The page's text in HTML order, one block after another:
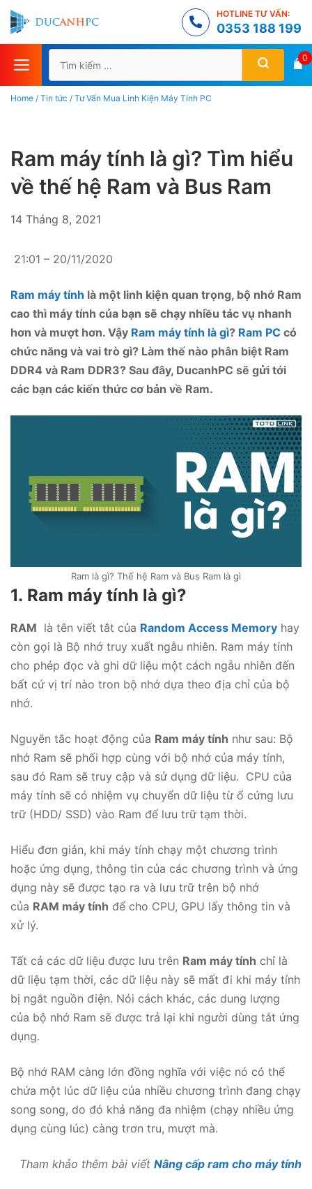
Chuyển
đến
nội
dung
HOTLINE TƯ VẤN:
0353 188 199
Tìm
kiếm
cho:
0
Home / Tin tức / Tư Vấn Mua Linh Kiện Máy Tính PC
Ram máy tính là gì? Tìm hiểu
về thế hệ Ram và Bus Ram
14 Tháng 8, 2021
21:01 – 20/11/2020
Ram máy tính là một linh kiện quan trọng, bộ nhớ Ram
cao thì máy tính của bạn sẽ chạy nhiều tác vụ nhanh
hơn và mượt hơn. Vậy Ram máy tính là gì? Ram PC có
chức năng và vai trò gì? Làm thế nào phân biệt Ram
DDR4 và Ram DDR3? Sau đây, DucanhPC sẽ gửi tới
các bạn các kiến thức cơ bản về Ram.
Ram là gì? Thế hệ Ram và Bus Ram là gì
1. Ram máy tính là gì?
RAM là tên viết tắt của Random Access Memory hay
còn gọi là Bộ nhớ truy xuất ngẫu nhiên. Ram máy tính
cho phép đọc và ghi dữ liệu một cách ngẫu nhiên đến
bất cứ vị trí nào tron bộ nhớ dựa theo địa chỉ của bộ
nhớ.
Nguyên tắc hoạt động của Ram máy tính như sau: Bộ
nhớ Ram sẽ phối hợp cùng với bộ nhớ của máy tính,
sau đó Ram sẽ truy cập và sử dụng dữ liệu. CPU của
máy tính sẽ có nhiệm vụ chuyển dữ liệu từ ổ cứng lưu
trữ (HDD/ SSD) vào Ram để lưu trữ tạm thời.
Hiểu đơn giản, khi máy tính chạy một chương trình
hoặc ứng dụng, thông tin của các chương trình và ứng
dụng này sẽ được tạo ra và lưu trữ trên bộ nhớ
của RAM máy tính để cho CPU, GPU lấy thông tin và
xử lý.
Tất cả các dữ liệu được lưu trên Ram máy tính chỉ là
dữ liệu tạm thời, các dữ liệu này sẽ mất đi khi máy tính
bị ngắt nguồn điện. Nói cách khác, các dung lượng
của bộ nhớ Ram sẽ được trả lại khi người dùng tắt ứng
dụng.
Bộ nhớ RAM càng lớn đồng nghĩa với việc nó có thể
chứa một lúc dữ liệu của nhiều chương trình đang chạy
song song, do đó khả năng đa nhiệm (chạy nhiều ứng
dụng cùng lúc) càng trơn tru, mượt mà.
Tham khảo thêm bài viết Nâng cấp ram cho máy tính